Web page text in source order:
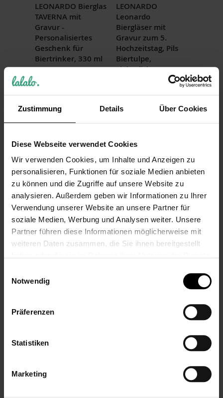
Zustimmung Details Über Cookies
Diese Webseite verwendet Cookies
Wir verwenden Cookies, um Inhalte und Anzeigen zu
personalisieren, Funktionen für soziale Medien anbieten
zu können und die Zugriffe auf unsere Website zu
analysieren. Außerdem geben wir Informationen zu Ihrer
Verwendung unserer Website an unsere Partner für
soziale Medien, Werbung und Analysen weiter. Unsere
Partner führen diese Informationen möglicherweise mit
weiteren Daten zusammen, die Sie ihnen bereitgestellt
Notwendig
Präferenzen
Statistiken
Marketing
LEONARDO Bierglas
TAVERNA mit
Gravur -
Personalisiertes
Geschenk für
Biertrinker, 330 ml
Inkl. 19% Steuern
LEONARDO
Leonardo
Biergläser mit
Gravur zum 5.
Hochzeitstag, Pils
Biertulpe,
Liebeslicht
LEONARDO
Leonardo
Biergläser mit
Gravur zum 5.
Herzfunken
Versandkosten
LEONARDO
Leonardo
Biergläser mit
Gravur zum 5.